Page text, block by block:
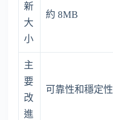
新
大
小
約 8MB
主
要
改
進
可靠性和穩定性